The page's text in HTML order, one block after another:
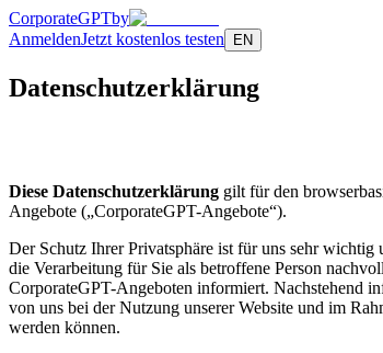
CorporateGPTby
AnmeldenJetzt kostenlos testen EN
Datenschutzerklärung
Diese Datenschutzerklärung gilt für den
Angebote („CorporateGPT-Angebote“).
Der Schutz Ihrer Privatsphäre ist für uns sehr wichtig
die Verarbeitung für Sie als betroffene Person
CorporateGPT-Angeboten informiert. Nachstehend
von uns bei der Nutzung unserer Website und im
werden können.